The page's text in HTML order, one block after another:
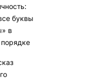
буквы
в